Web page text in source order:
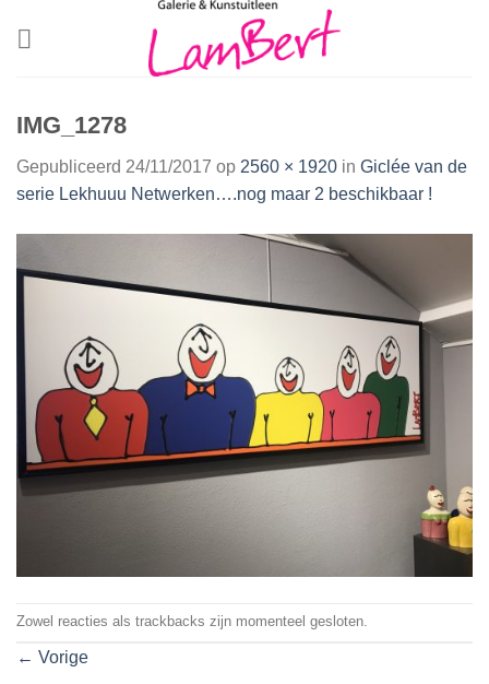
IMG_1278
Gepubliceerd 24/11/2017 op 2560 × 1920 in Giclée van de
serie Lekhuuu Netwerken….nog maar 2 beschikbaar !
Zowel reacties als trackbacks zijn momenteel gesloten.
← Vorige